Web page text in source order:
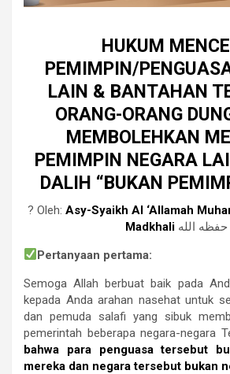
HUKUM
PEMIMPIN/
LAIN & BANTAHAN
ORANG-ORANG
MEMBOLEHKAN
PEMIMPIN NEGARA
DALIH “BUKAN
? Oleh: Asy-Syaikh Al ‘Allamah
Madkhali حفظه الله
Pertanyaan pertama:
Semoga Allah berbuat baik pada
kepada Anda arahan nasehat untuk
dan pemuda salafi yang sibuk
pemerintah beberapa negara-negara
bahwa para penguasa tersebut
mereka dan negara tersebut bukan